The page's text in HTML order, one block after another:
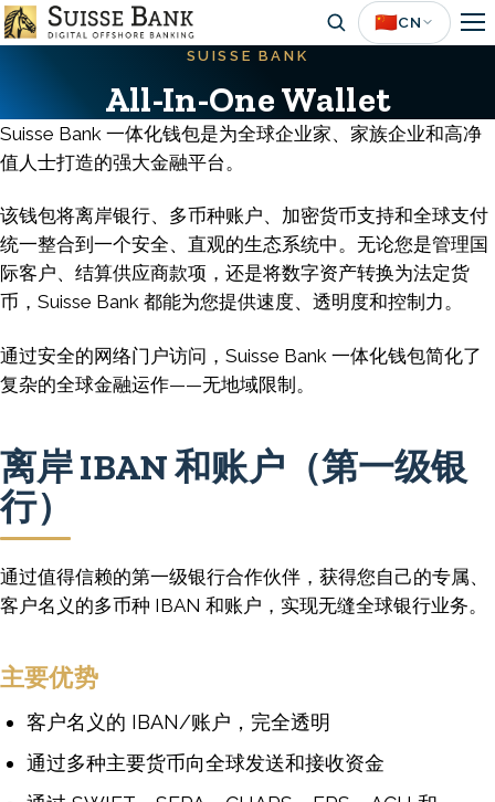
Skip
to
🇨🇳CN
SUISSE BANK
All-In-One Wallet
Suisse Bank 一体化钱包是为全球企业家、家族企业和高净
值人士打造的强大金融平台。
该钱包将离岸银行、多币种账户、加密货币支持和全球支付
统一整合到一个安全、直观的生态系统中。无论您是管理国
际客户、结算供应商款项，还是将数字资产转换为法定货
币，Suisse Bank 都能为您提供速度、透明度和控制力。
通过安全的网络门户访问，Suisse Bank 一体化钱包简化了
复杂的全球金融运作——无地域限制。
离岸 IBAN 和账户（第一级银
行）
通过值得信赖的第一级银行合作伙伴，获得您自己的专属、
客户名义的多币种 IBAN 和账户，实现无缝全球银行业务。
主要优势
客户名义的 IBAN/账户，完全透明
通过多种主要货币向全球发送和接收资金